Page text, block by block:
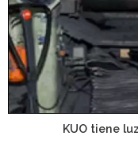
KUO tiene